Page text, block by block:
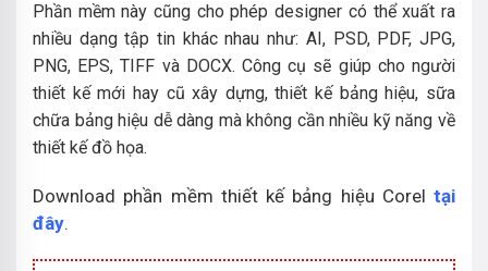
Phần mềm này cũng cho phép designer có thể xuất ra
nhiều dạng tập tin khác nhau như: AI, PSD, PDF, JPG,
PNG, EPS, TIFF và DOCX. Công cụ sẽ giúp cho người
thiết kế mới hay cũ xây dựng, thiết kế bảng hiệu, sữa
chữa bảng hiệu dễ dàng mà không cần nhiều kỹ năng về
thiết kế đồ họa.
Download phần mềm thiết kế bảng hiệu Corel tại
đây.